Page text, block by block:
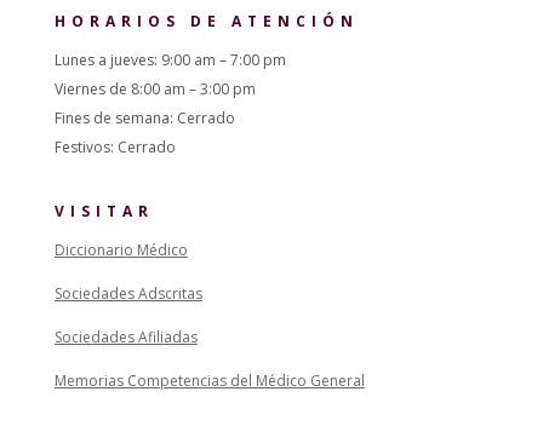
HORARIOS DE ATENCIÓN
Lunes a jueves: 9:00 am – 7:00 pm
Viernes de 8:00 am – 3:00 pm
Fines de semana: Cerrado
Festivos: Cerrado
VISITAR
Diccionario Médico
Sociedades Adscritas
Sociedades Afiliadas
Memorias Competencias del Médico General